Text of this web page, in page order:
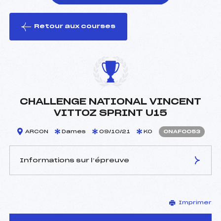
le ski
Retour aux courses
CHALLENGE NATIONAL VINCENT
VITTOZ SPRINT U15
ARCON Dames 09/10/21 KO ONAF0053
Informations sur l’épreuve
–
D.T Adjoint :
–
Imprimer